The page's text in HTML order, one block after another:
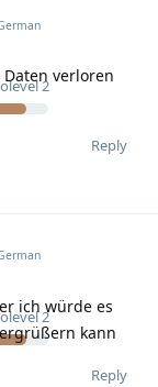
2verloren
Reply
2
ich würde es
kann
Reply